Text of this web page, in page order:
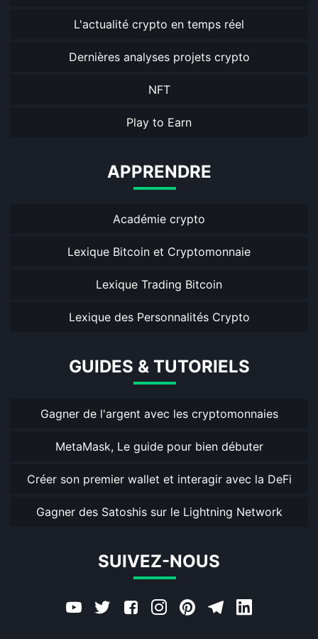
L'actualité crypto en temps réel
Dernières analyses projets crypto
NFT
Play to Earn
APPRENDRE
Académie crypto
Lexique Bitcoin et Cryptomonnaie
Lexique Trading Bitcoin
Lexique des Personnalités Crypto
GUIDES & TUTORIELS
Gagner de l'argent avec les cryptomonnaies
MetaMask, Le guide pour bien débuter
Créer son premier wallet et interagir avec la DeFi
Gagner des Satoshis sur le Lightning Network
SUIVEZ-NOUS